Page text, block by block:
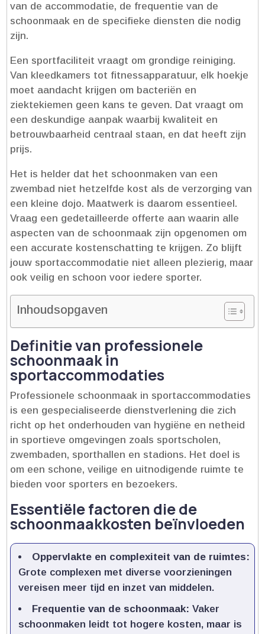
van de accommodatie, de frequentie van de
schoonmaak en de specifieke diensten die nodig
zijn.​
Een sportfaciliteit vraagt om grondige reiniging.​
Van kleedkamers tot fitnessapparatuur, elk hoekje
moet aandacht krijgen om bacteriën en
ziektekiemen geen kans te geven.​ Dat vraagt om
een deskundige aanpak waarbij kwaliteit en
betrouwbaarheid centraal staan, en dat heeft zijn
prijs.​
Het is helder dat het schoonmaken van een
zwembad niet hetzelfde kost als de verzorging van
een kleine dojo.​ Maatwerk is daarom essentieel.​
Vraag een gedetailleerde offerte aan waarin alle
aspecten van de schoonmaak zijn opgenomen om
een accurate kostenschatting te krijgen.​ Zo blijft
jouw sportaccommodatie niet alleen plezierig, maar
ook veilig en schoon voor iedere sporter.​
Inhoudsopgaven
Definitie van professionele
schoonmaak in
sportaccommodaties
Professionele schoonmaak in sportaccommodaties
is een gespecialiseerde dienstverlening die zich
richt op het onderhouden van hygiëne en netheid
in sportieve omgevingen zoals sportscholen,
zwembaden, sporthallen en stadions.​ Het doel is
om een schone, veilige en uitnodigende ruimte te
bieden voor sporters en bezoekers.​
Essentiële factoren die de
schoonmaakkosten beïnvloeden
Oppervlakte en complexiteit van de ruimtes:
Grote complexen met diverse voorzieningen
vereisen meer tijd en inzet van middelen.​
Frequentie van de schoonmaak: Vaker
schoonmaken leidt tot hogere kosten, maar is